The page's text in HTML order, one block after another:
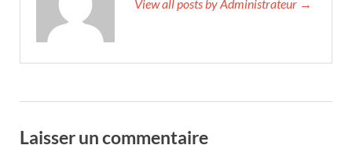
View all posts by Administrateur →
Laisser un commentaire